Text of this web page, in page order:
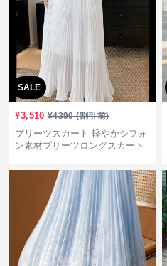
SALE
¥3,510 ¥4390(割引前)
プリーツスカート 軽やかシフォ
ン素材プリーツロングスカート